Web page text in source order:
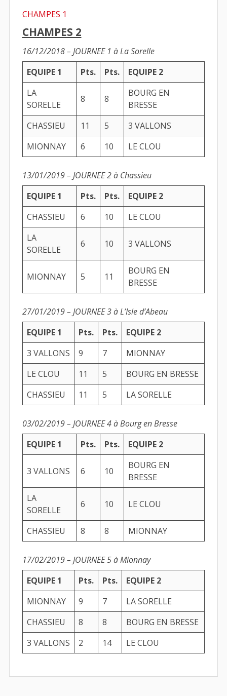
CHAMPES 1
CHAMPES 2
16/12/2018 – JOURNEE 1 à La Sorelle
EQUIPE 1
Pts. Pts.
EQUIPE 2
LA
SORELLE
8 8
BOURG EN
BRESSE
CHASSIEU
11 5
3 VALLONS
MIONNAY
6 10 LE CLOU
13/01/2019 – JOURNEE 2 à Chassieu
EQUIPE 1
Pts. Pts.
EQUIPE 2
CHASSIEU
6 10
LE CLOU
LA
SORELLE
6 10 3 VALLONS
MIONNAY 5 11
BOURG EN
BRESSE
27/01/2019 – JOURNEE 3 à L’Isle d’Abeau
EQUIPE 1
Pts. Pts.
EQUIPE 2
3 VALLONS
9 7
MIONNAY
LE CLOU
11 5
BOURG EN BRESSE
CHASSIEU
11 5 LA SORELLE
03/02/2019 – JOURNEE 4 à Bourg en Bresse
EQUIPE 1
Pts. Pts. EQUIPE 2
3 VALLONS 6 10
BOURG EN
BRESSE
LA
SORELLE
6 10 LE CLOU
CHASSIEU 8 8 MIONNAY
17/02/2019 – JOURNEE 5 à Mionnay
EQUIPE 1
Pts. Pts.
EQUIPE 2
MIONNAY
9 7
LA SORELLE
CHASSIEU
8 8
BOURG EN BRESSE
3 VALLONS
2 14 LE CLOU